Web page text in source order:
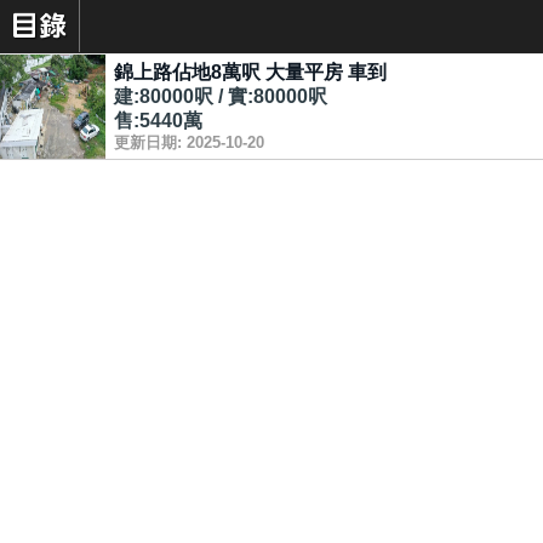
錦上路佔地8萬呎 大量平房 車到
建:80000呎 / 實:80000呎
售:5440萬
更新日期: 2025-10-20